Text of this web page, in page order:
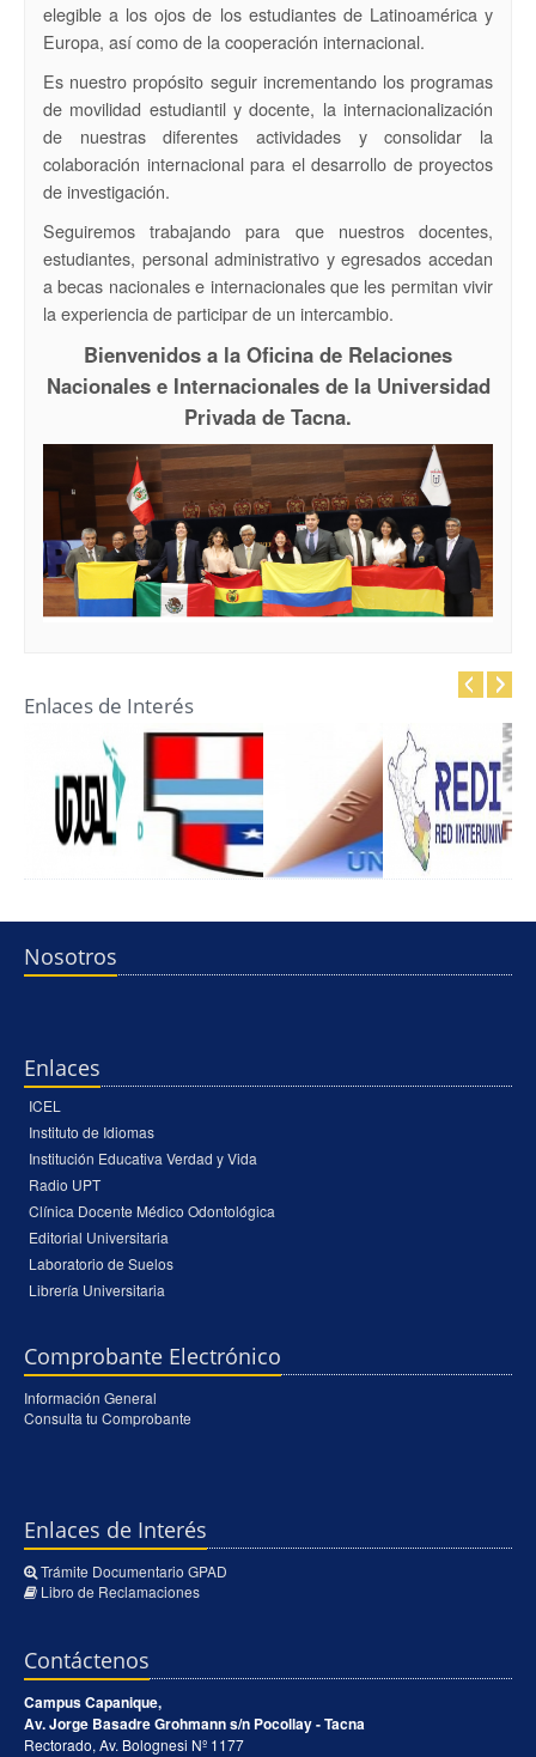
elegible a los ojos de los estudiantes de Latinoamérica y
Europa, así como de la cooperación internacional.
Es nuestro propósito seguir incrementando los programas
de movilidad estudiantil y docente, la internacionalización
de nuestras diferentes actividades y consolidar la
colaboración internacional para el desarrollo de proyectos
de investigación.
Seguiremos trabajando para que nuestros docentes,
estudiantes, personal administrativo y egresados accedan
a becas nacionales e internacionales que les permitan vivir
la experiencia de participar de un intercambio.
Bienvenidos a la Oficina de Relaciones
Nacionales e Internacionales de la Universidad
Privada de Tacna.
Enlaces de Interés
Nosotros
Enlaces
ICEL
Instituto de Idiomas
Institución Educativa Verdad y Vida
Radio UPT
Clínica Docente Médico Odontológica
Editorial Universitaria
Laboratorio de Suelos
Librería Universitaria
Comprobante Electrónico
Información General
Consulta tu Comprobante
Enlaces de Interés
Trámite Documentario GPAD
Libro de Reclamaciones
Contáctenos
Campus Capanique,
Av. Jorge Basadre Grohmann s/n Pocollay - Tacna
Rectorado, Av. Bolognesi Nº 1177